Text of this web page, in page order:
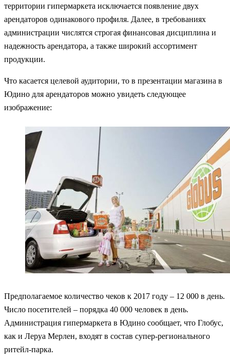
территории гипермаркета исключается появление двух
арендаторов одинакового профиля. Далее, в требованиях
администрации числятся строгая финансовая дисциплина и
надежность арендатора, а также широкий ассортимент
продукции.
Что касается целевой аудитории, то в презентации магазина в
Юдино для арендаторов можно увидеть следующее
изображение:
Предполагаемое количество чеков к 2017 году – 12 000 в день.
Число посетителей – порядка 40 000 человек в день.
Администрация гипермаркета в Юдино сообщает, что Глобус,
как и Леруа Мерлен, входят в состав супер-регионального
ритейл-парка.